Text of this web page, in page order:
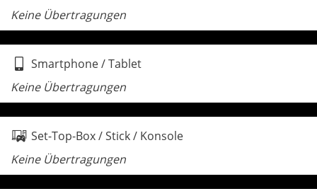
Keine Übertragungen
Smartphone / Tablet
Keine Übertragungen
Set-Top-Box / Stick / Konsole
Keine Übertragungen